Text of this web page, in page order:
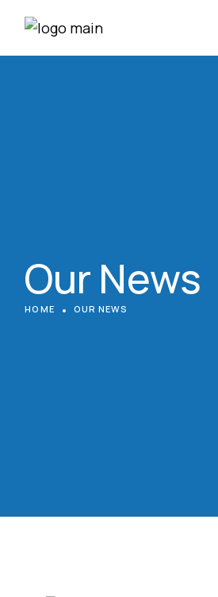
Our News
HOME OUR NEWS